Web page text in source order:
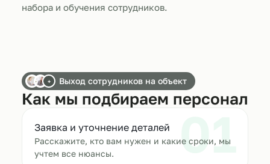
набора и обучения сотрудников.
+ Выход сотрудников на объект
Как мы подбираем персонал
01
Заявка и уточнение деталей
Расскажите, кто вам нужен и какие сроки, мы
учтем все нюансы.